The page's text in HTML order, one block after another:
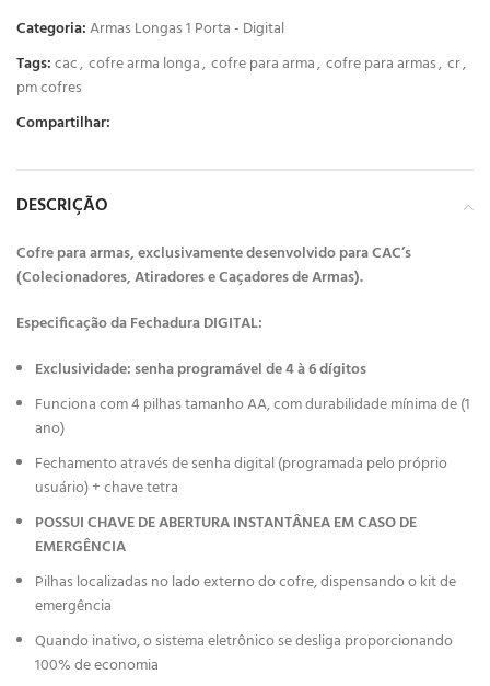
Categoria:Armas Longas 1 Porta - Digital
Tags:cac, cofre arma longa, cofre para arma, cofre para armas, cr,
pm cofres
Compartilhar:
DESCRIÇÃO
Cofre para armas, exclusivamente desenvolvido para CAC’s
(Colecionadores, Atiradores e Caçadores de Armas).
Especificação da Fechadura DIGITAL:
Exclusividade: senha programável de 4 à 6 dígitos
Funciona com 4 pilhas tamanho AA, com durabilidade mínima de (1
ano)
Fechamento através de senha digital (programada pelo próprio
usuário) + chave tetra
POSSUI CHAVE DE ABERTURA INSTANTÂNEA EM CASO DE
EMERGÊNCIA
Pilhas localizadas no lado externo do cofre, dispensando o kit de
emergência
Quando inativo, o sistema eletrônico se desliga proporcionando
100% de economia